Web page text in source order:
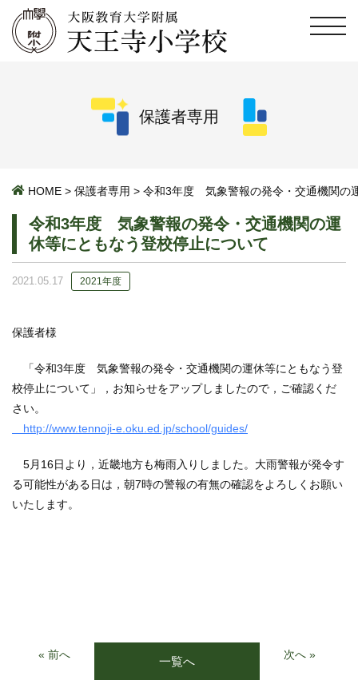
保護者専用
HOME > 保護者専用 > 令和3年度 気象警報の発令・交通機関の
令和3年度 気象警報の発令・交通機関の運
休等にともなう登校停止について
2021.05.17 2021年度
保護者様
「令和3年度 気象警報の発令・交通機関の運休等にともなう登
校停止について」，お知らせをアップしましたので，ご確認くだ
さい。
http://www.tennoji-e.oku.ed.jp/school/guides/
5月16日より，近畿地方も梅雨入りしました。大雨警報が発令す
る可能性がある日は，朝7時の警報の有無の確認をよろしくお願い
いたします。
« 前へ 一覧へ 次へ »